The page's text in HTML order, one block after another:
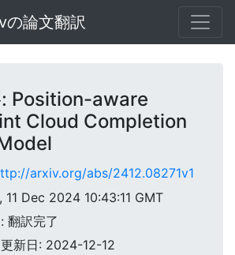
論文翻訳
Position-aware
Cloud Completion
arxiv.org/abs/2412.08271v1
11 Dec 2024 10:43:11 GMT
翻訳完了
新日: 2024-12-12